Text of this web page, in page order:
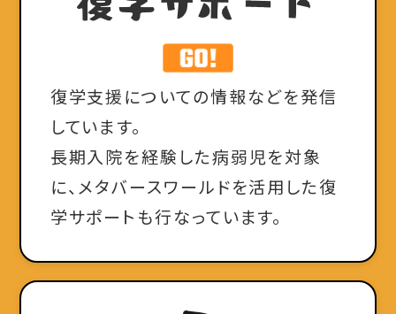
復学支援についての情報などを発信
しています。
長期入院を経験した病弱児を対象
に、メタバースワールドを活用した復
学サポートも行なっています。